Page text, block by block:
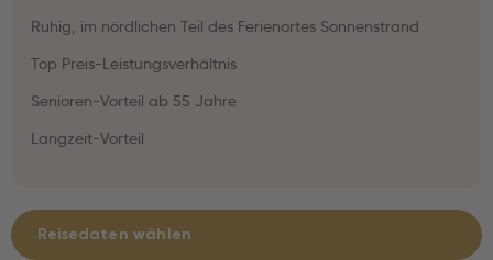
Ruhig, im nördlichen Teil des Ferienortes Sonnenstrand
Top Preis-Leistungsverhältnis
Senioren-Vorteil ab 55 Jahre
Langzeit-Vorteil
Reisedaten wählen